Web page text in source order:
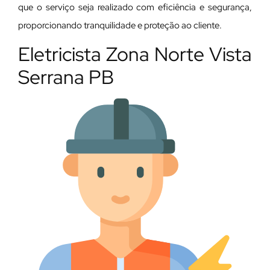
que o serviço seja realizado com eficiência e segurança,
proporcionando tranquilidade e proteção ao cliente.
Eletricista Zona Norte Vista
Serrana PB